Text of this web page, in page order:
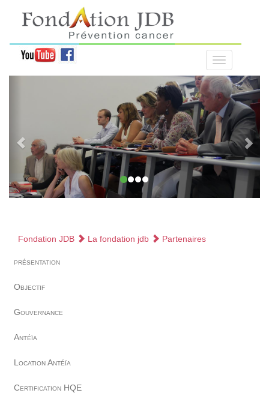
Fondation JDB La fondation jdb Partenaires
présentation
Objectif
Gouvernance
Antéïa
Location Antéïa
Certification HQE